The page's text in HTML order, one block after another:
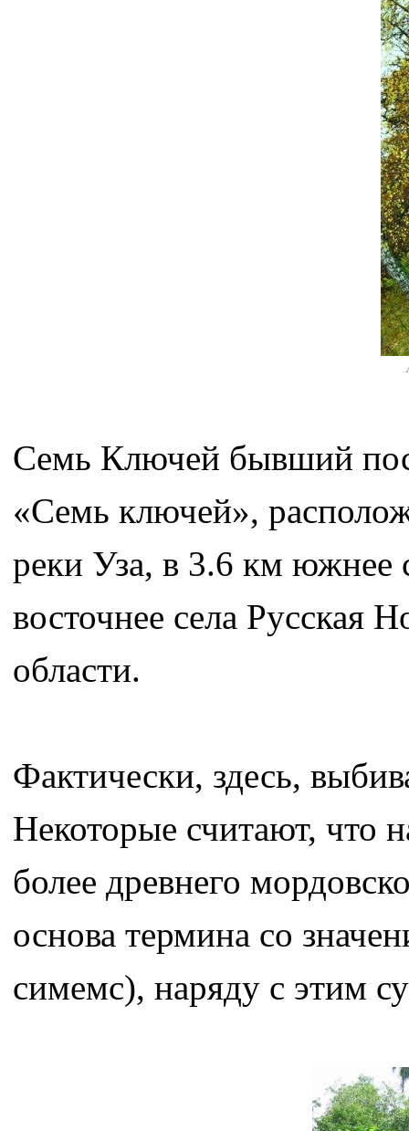
Семь Ключей бывший
«Семь ключей»,
реки Уза, в 3.6 км южнее
восточнее села Русская
области.
Фактически, здесь,
Некоторые считают, что
более древнего
основа термина со
симемс), наряду с этим